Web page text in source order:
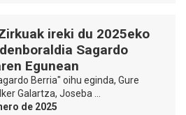
ireki du 2025eko
Sagardo
Egunean
Berria" oihu eginda, Gure
Galartza, Joseba …
de 2025